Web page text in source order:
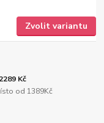
Zvolit variantu
Kč
od 1389Kč